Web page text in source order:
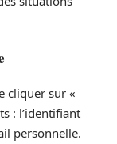
cliquer sur «
: l’identifiant
personnelle.